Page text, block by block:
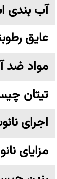
آب بندی
عایق
مواد ضد
تیتان
اجرای
مزایای